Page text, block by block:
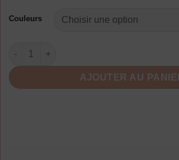
Couleurs
quantité de Gants À Pois Élégants Volants
AJOUTER AU